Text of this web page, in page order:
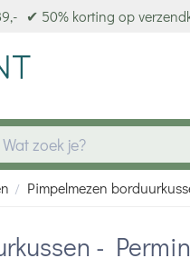
✔ 50% korting op
/ Pimpelmezen
-